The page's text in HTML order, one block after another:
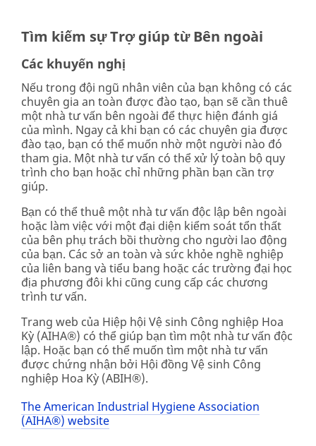
Tìm kiếm sự Trợ giúp từ Bên ngoài
Các khuyến nghị
Nếu trong đội ngũ nhân viên của bạn không có các
chuyên gia an toàn được đào tạo, bạn sẽ cần thuê
một nhà tư vấn bên ngoài để thực hiện đánh giá
của mình. Ngay cả khi bạn có các chuyên gia được
đào tạo, bạn có thể muốn nhờ một người nào đó
tham gia. Một nhà tư vấn có thể xử lý toàn bộ quy
trình cho bạn hoặc chỉ những phần bạn cần trợ
giúp.
Bạn có thể thuê một nhà tư vấn độc lập bên ngoài
hoặc làm việc với một đại diện kiểm soát tổn thất
của bên phụ trách bồi thường cho người lao động
của bạn. Các sở an toàn và sức khỏe nghề nghiệp
của liên bang và tiểu bang hoặc các trường đại học
địa phương đôi khi cũng cung cấp các chương
trình tư vấn.
Trang web của Hiệp hội Vệ sinh Công nghiệp Hoa
Kỳ (AIHA®) có thể giúp bạn tìm một nhà tư vấn độc
lập. Hoặc bạn có thể muốn tìm một nhà tư vấn
được chứng nhận bởi Hội đồng Vệ sinh Công
nghiệp Hoa Kỳ (ABIH®).
The American Industrial Hygiene Association
(AIHA®) website